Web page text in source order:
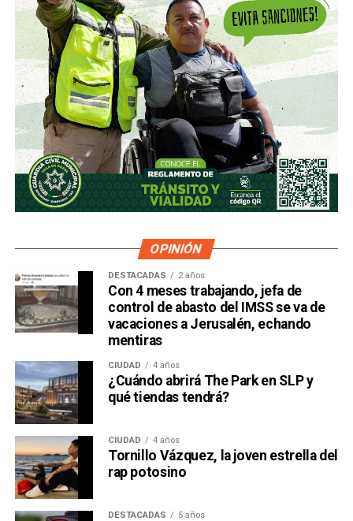
OPINIÓN
DESTACADAS 2 años
Con 4 meses trabajando, jefa de
control de abasto del IMSS se va de
vacaciones a Jerusalén, echando
mentiras
CIUDAD 4 años
¿Cuándo abrirá The Park en SLP y
qué tiendas tendrá?
CIUDAD 4 años
Tornillo Vázquez, la joven estrella del
rap potosino
DESTACADAS 5 años